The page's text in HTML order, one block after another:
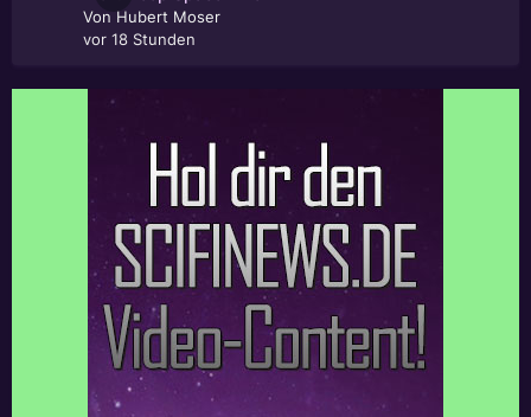
Von Hubert Moser
vor 18 Stunden